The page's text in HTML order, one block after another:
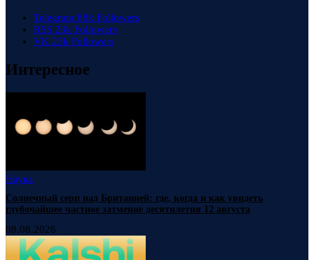
Telegram 88k Followers
RSS 23k Followers
VK 23k Followers
Интересное
Наука
Солнечный серп над Британией: где, когда и как увидеть
глубочайшее частное затмение десятилетия 12 августа
08.08.2026